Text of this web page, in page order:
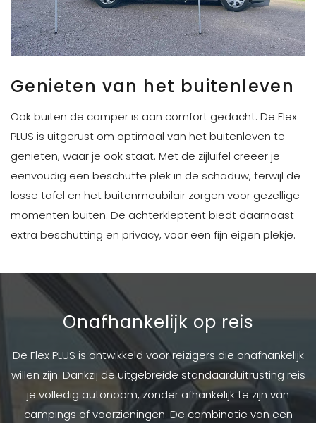
Genieten van het buitenleven
Ook buiten de camper is aan comfort gedacht. De Flex
PLUS is uitgerust om optimaal van het buitenleven te
genieten, waar je ook staat. Met de zijluifel creëer je
eenvoudig een beschutte plek in de schaduw, terwijl de
losse tafel en het buitenmeubilair zorgen voor gezellige
momenten buiten. De achterkleptent biedt daarnaast
extra beschutting en privacy, voor een fijn eigen plekje.
Onafhankelijk op reis
De Flex PLUS is ontwikkeld voor reizigers die onafhankelijk
willen zijn. Dankzij de uitgebreide standaarduitrusting reis
je volledig autonoom, zonder afhankelijk te zijn van
campings of voorzieningen. De combinatie van een